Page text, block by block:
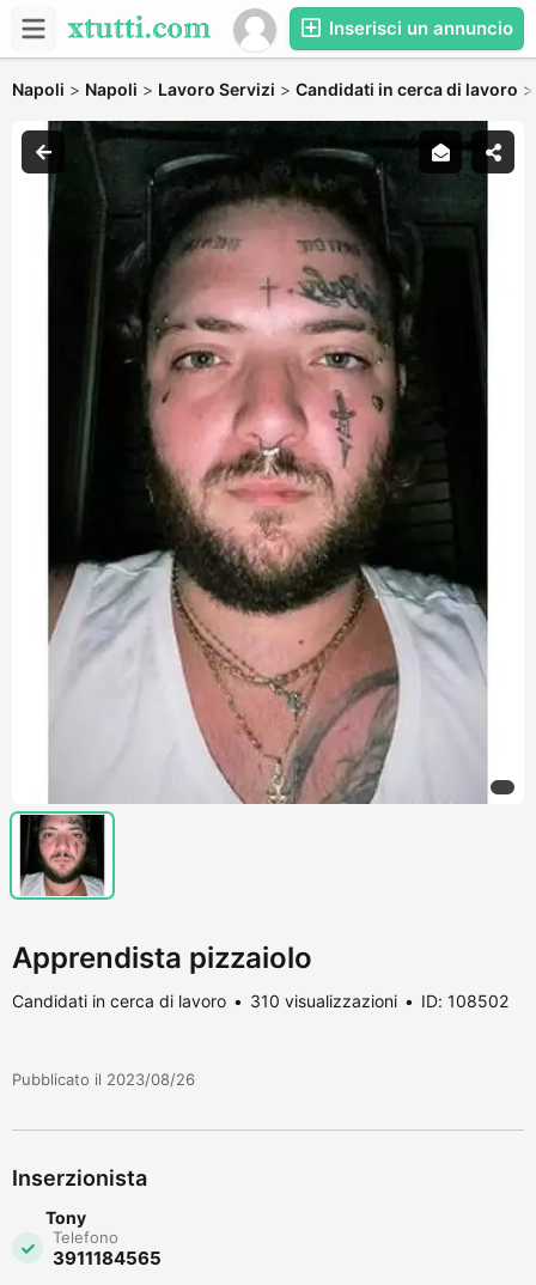
Inserisci un annuncio
Napoli > Napoli > Lavoro Servizi > Candidati in cerca di lavoro
Apprendista pizzaiolo
Candidati in cerca di lavoro 310 visualizzazioni ID: 108502
Pubblicato il 2023/08/26
Inserzionista
Tony
Telefono
3911184565